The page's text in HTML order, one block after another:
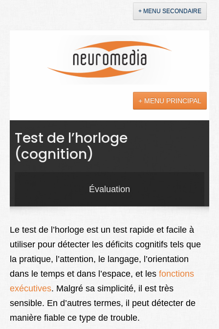
+ MENU SECONDAIRE
+ MENU PRINCIPAL
Actualités
Sciences
Droit
Lexique
Better Health
Test de l’horloge
(cognition)
Évaluation
Le test de l’horloge est un test rapide et facile à
utiliser pour détecter les déficits cognitifs tels que
la pratique, l’attention, le langage, l’orientation
dans le temps et dans l’espace, et les fonctions
exécutives. Malgré sa simplicité, il est très
sensible. En d’autres termes, il peut détecter de
manière fiable ce type de trouble.